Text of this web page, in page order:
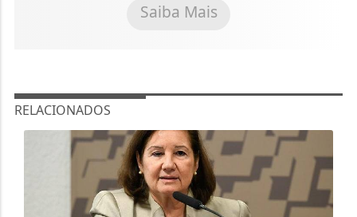
Saiba Mais
RELACIONADOS